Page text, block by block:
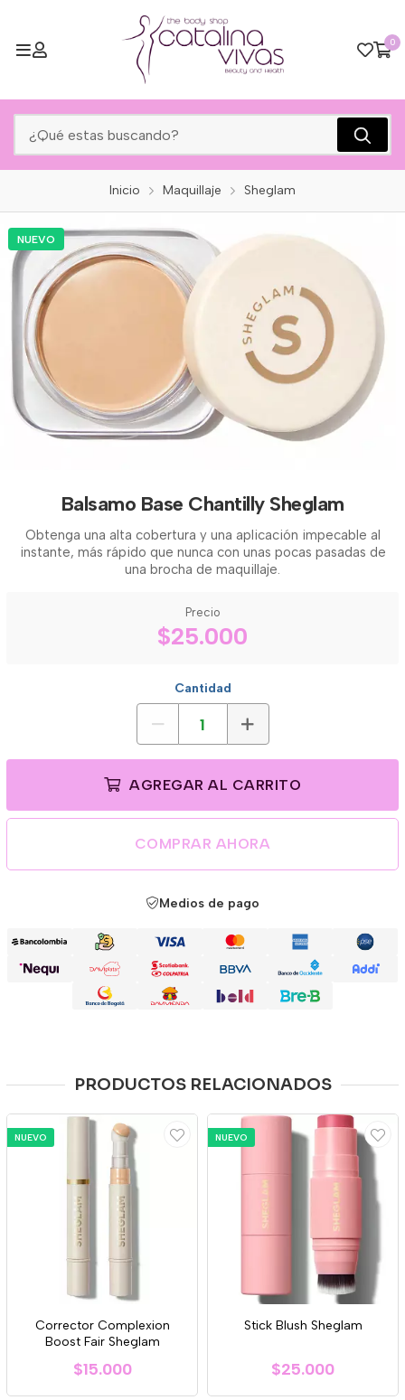
0
Inicio Maquillaje Sheglam
NUEVO
Balsamo Base Chantilly Sheglam
Obtenga una alta cobertura y una aplicación impecable al
instante, más rápido que nunca con unas pocas pasadas de
una brocha de maquillaje.
Precio
$25.000
Cantidad
AGREGAR AL CARRITO
COMPRAR AHORA
Medios de pago
PRODUCTOS RELACIONADOS
NUEVO
Corrector Complexion
Boost Fair Sheglam
$15.000
NUEVO
Stick Blush Sheglam
$25.000